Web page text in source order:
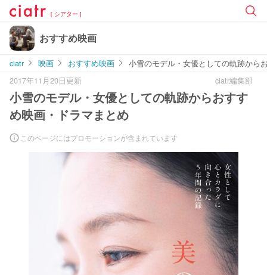
[ シアター ]
おすすめ映画
ciatr 映画 おすすめ映画
小雪のモデル・女優としての軌跡から
2017年11月20日更新
ciatr編集部
小雪のモデル・女優としての軌跡からおすす
め映画・ドラマまとめ
このページにはプロモーションが含まれています